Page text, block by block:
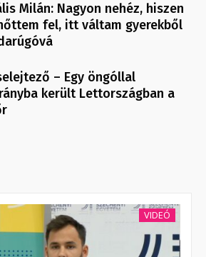
Milán: Nagyon nehéz, hiszen
fel, itt váltam gyerekből
– Egy öngóllal
került Lettországban a
VIDEÓ